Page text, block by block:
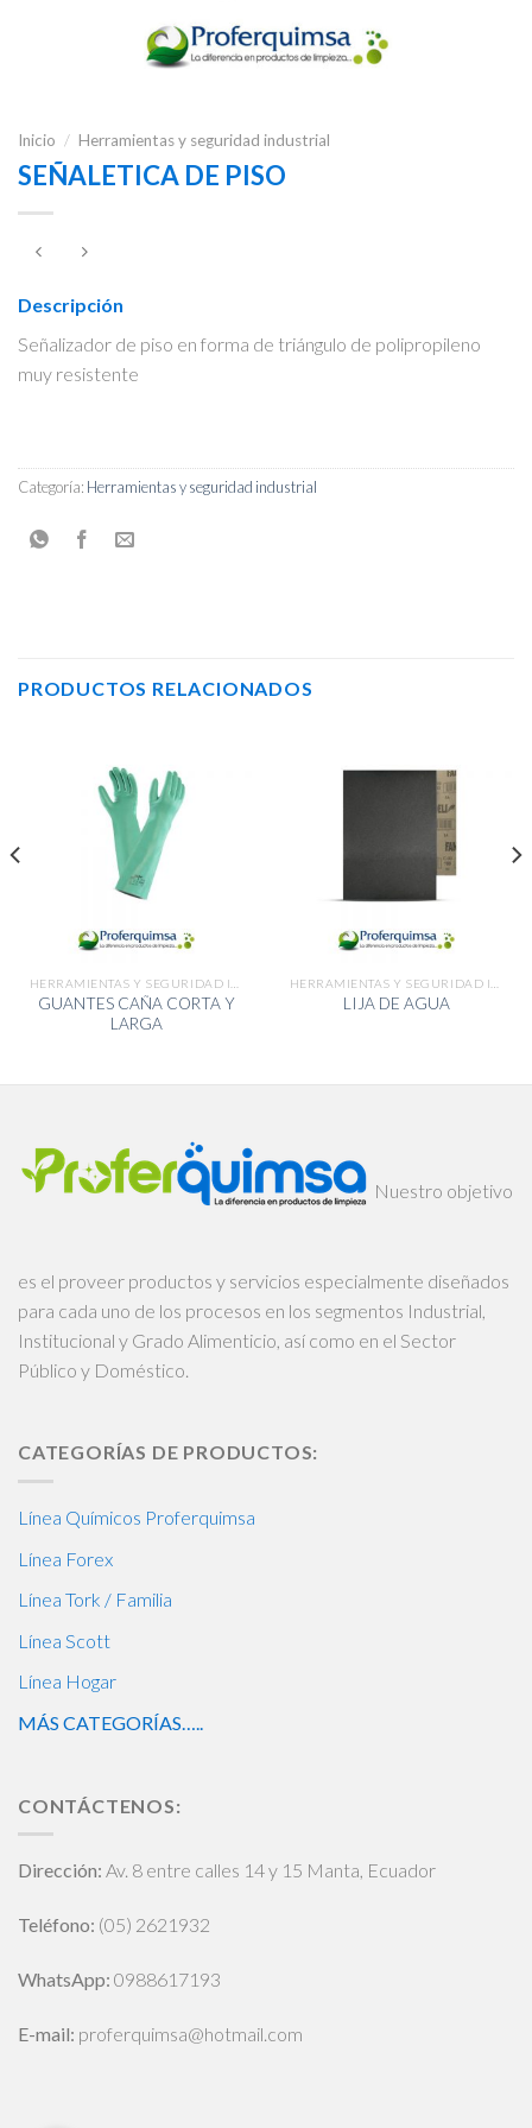
Inicio / Herramientas y seguridad industrial
SEÑALETICA DE PISO
Descripción
Señalizador de piso en forma de triángulo de polipropileno
muy resistente
Categoría: Herramientas y seguridad industrial
PRODUCTOS RELACIONADOS
GUANTES CAÑA CORTA Y
LARGA
LIJA DE AGUA
Nuestro objetivo
es el proveer productos y servicios especialmente diseñados
para cada uno de los procesos en los segmentos Industrial,
Institucional y Grado Alimenticio, así como en el Sector
Público y Doméstico.
CATEGORÍAS DE PRODUCTOS:
Línea Químicos Proferquimsa
Línea Forex
Línea Tork / Familia
Línea Scott
Línea Hogar
MÁS CATEGORÍAS…..
CONTÁCTENOS:
Dirección: Av. 8 entre calles 14 y 15 Manta, Ecuador
Teléfono: (05) 2621932
WhatsApp: 0988617193
E-mail: proferquimsa@hotmail.com